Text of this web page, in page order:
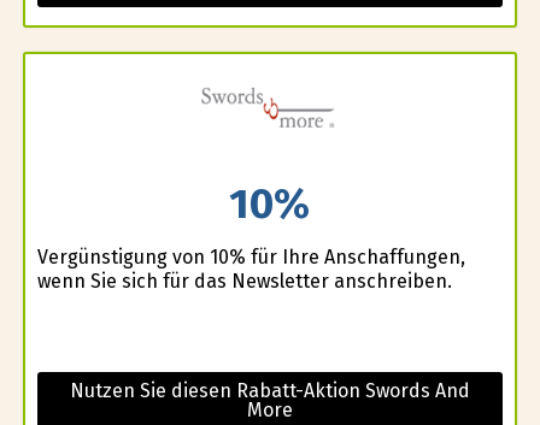
10%
Vergünstigung von 10% für Ihre Anschaffungen,
wenn Sie sich für das Newsletter anschreiben.
Nutzen Sie diesen Rabatt-Aktion Swords And
More